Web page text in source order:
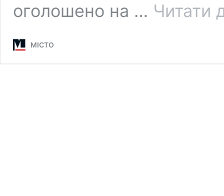
оголошено на … Читати
МІСТО